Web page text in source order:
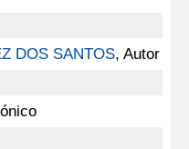
DOS SANTOS, Autor